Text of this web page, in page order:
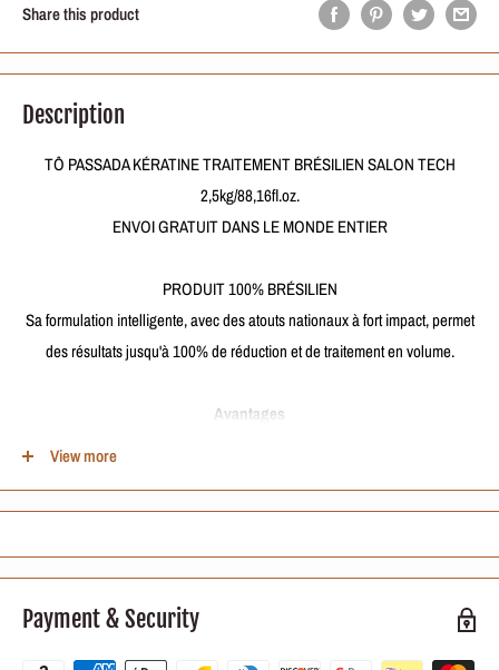
Share this product
Description
TÔ PASSADA KÉRATINE TRAITEMENT BRÉSILIEN SALON TECH
2,5kg/88,16fl.oz.
ENVOI GRATUIT DANS LE MONDE ENTIER
PRODUIT 100% BRÉSILIEN
Sa formulation intelligente, avec des atouts nationaux à fort impact, permet
des résultats jusqu'à 100% de réduction et de traitement en volume.
Avantages
Emballage pratique
Comment utiliser
View more
Payment & Security